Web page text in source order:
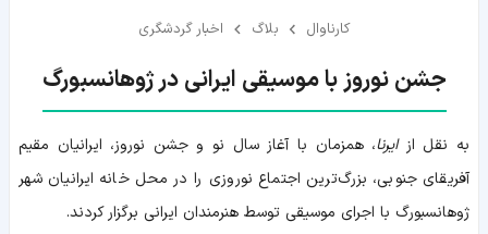
کارناوال بلاگ اخبار گردشگری
جشن نوروز با موسیقی ایرانی در ژوهانسبورگ
به نقل ازایرنا، همزمان با آغاز سال نو و جشن نوروز، ایرانیان مقیم
آفریقای جنوبی، بزرگ‌ترین اجتماع نوروزی را در محل خانه ایرانیان شهر
ژوهانسبورگ با اجرای موسیقی توسط هنرمندان ایرانی برگزار کردند.